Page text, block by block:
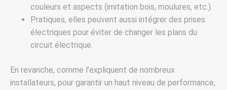
couleurs et aspects (imitation bois, moulures, etc.).
Pratiques, elles peuvent aussi intégrer des prises
électriques pour éviter de changer les plans du
circuit électrique.
En revanche, comme l’expliquent de nombreux
installateurs, pour garantir un haut niveau de performance,